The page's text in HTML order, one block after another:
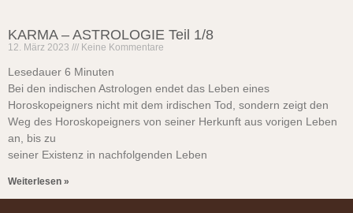
KARMA – ASTROLOGIE Teil 1/8
12. März 2023 Keine Kommentare
Lesedauer 6 Minuten
Bei den indischen Astrologen endet das Leben eines
Horoskopeigners nicht mit dem irdischen Tod, sondern zeigt den
Weg des Horoskopeigners von seiner Herkunft aus vorigen Leben
an, bis zu
seiner Existenz in nachfolgenden Leben
Weiterlesen »